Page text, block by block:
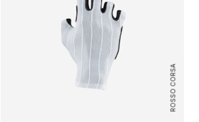
ROSSO CORSA